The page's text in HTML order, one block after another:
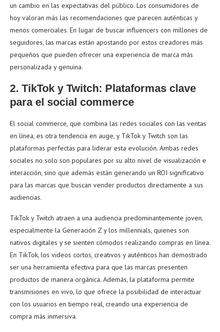
un cambio en las expectativas del público. Los consumidores de
hoy valoran más las recomendaciones que parecen auténticas y
menos comerciales. En lugar de buscar influencers con millones de
seguidores, las marcas están apostando por estos creadores más
pequeños que pueden ofrecer una experiencia de marca más
personalizada y genuina.
2. TikTok y Twitch: Plataformas clave
para el social commerce
El social commerce, que combina las redes sociales con las ventas
en línea, es otra tendencia en auge, y TikTok y Twitch son las
plataformas perfectas para liderar esta evolución. Ambas redes
sociales no solo son populares por su alto nivel de visualización e
interacción, sino que además están generando un ROI significativo
para las marcas que buscan vender productos directamente a sus
audiencias.
TikTok y Twitch atraen a una audiencia predominantemente joven,
especialmente la Generación Z y los millennials, quienes son
nativos digitales y se sienten cómodos realizando compras en línea.
En TikTok, los videos cortos, creativos y auténticos han demostrado
ser una herramienta efectiva para que las marcas presenten
productos de manera orgánica. Además, la plataforma permite
transmisiones en vivo, lo que ofrece la posibilidad de interactuar
con los usuarios en tiempo real, creando una experiencia de
compra más inmersiva.